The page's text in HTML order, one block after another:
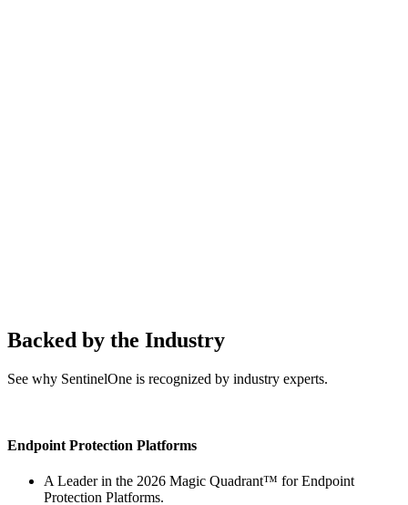
Backed by the Industry
See why SentinelOne is recognized by industry experts.
Endpoint Protection Platforms
A Leader in the 2026 Magic Quadrant™ for Endpoint
Protection Platforms.